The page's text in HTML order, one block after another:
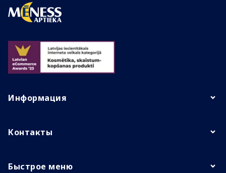
Информация
Контакты
Быстрое меню